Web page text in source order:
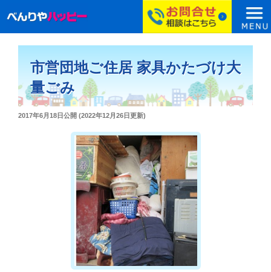
市営団地ご住居 家具かたづけ大
量ごみ
投
2017年6月18日公開 (2022年12月26日更新)